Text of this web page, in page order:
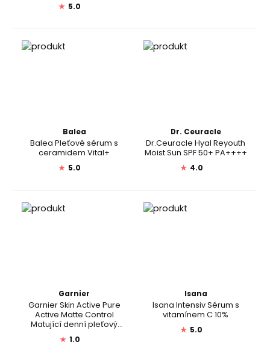
★ 5.0
Balea
Balea Pleťové sérum s
ceramidem Vital+
★ 5.0
Dr. Ceuracle
Dr.Ceuracle Hyal Reyouth
Moist Sun SPF 50+ PA++++
★ 4.0
Garnier
Garnier Skin Active Pure
Active Matte Control
Matující denní pleťový
★ 1.0
Isana
Isana Intensiv Sérum s
vitamínem C 10%
★ 5.0